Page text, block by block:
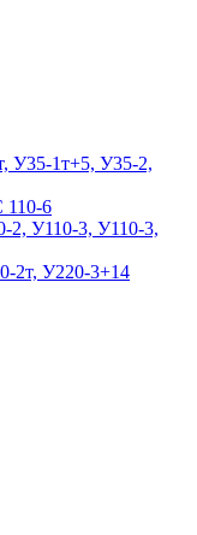
У35-1т+5, У35-2,
6
2, У110-3, У110-3,
2т, У220-3+14